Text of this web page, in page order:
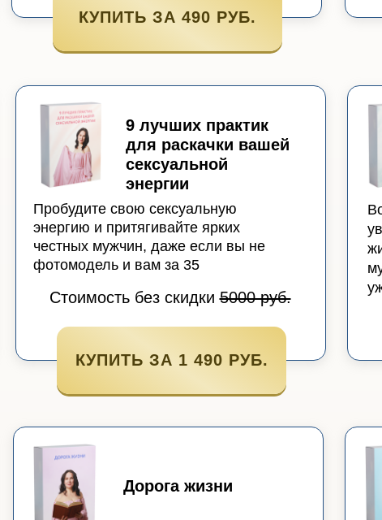
КУПИТЬ ЗА 490 РУБ.
Дорога жизни
9 лучших практик
для раскачки вашей
сексуальной
энергии
Пробудите свою сексуальную
энергию и притягивайте ярких
честных мужчин, даже если вы не
фотомодель и вам за 35
Стоимость без скидки5000 руб.
КУПИТЬ ЗА 1 490 РУБ.